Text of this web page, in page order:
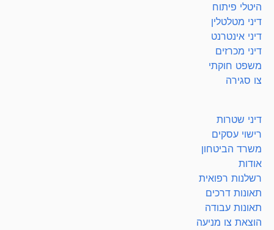
היטלי פיתוח
דיני מטלטלין
דיני אינטרנט
דיני מכרזים
משפט חוקתי
צו סגירה
דיני שטרות
רישוי עסקים
משרד הביטחון
אודות
רשלנות רפואית
תאונות דרכים
תאונות עבודה
הוצאת צו מניעה